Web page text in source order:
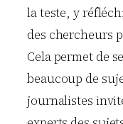
la teste, y
des chercheurs
Cela permet de
beaucoup de
journalistes